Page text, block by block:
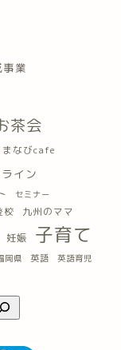
業
茶会
まなびcafe
イン
セミナー
校 九州のママ
妊娠 子育て
岡県 英語 英語育児